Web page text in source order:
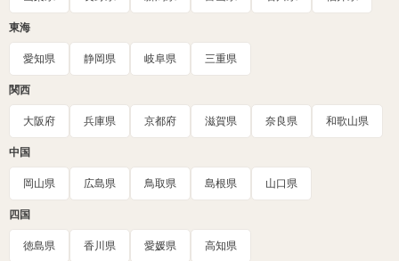
東海
愛知県 静岡県 岐阜県 三重県
関西
大阪府 兵庫県 京都府 滋賀県 奈良県 和歌山県
中国
岡山県 広島県 鳥取県 島根県 山口県
四国
徳島県 香川県 愛媛県 高知県